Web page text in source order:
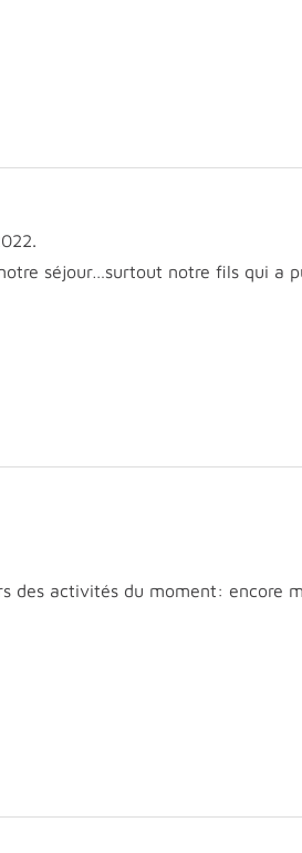
séjour…surtout notre fils qui a
des activités du moment: encore